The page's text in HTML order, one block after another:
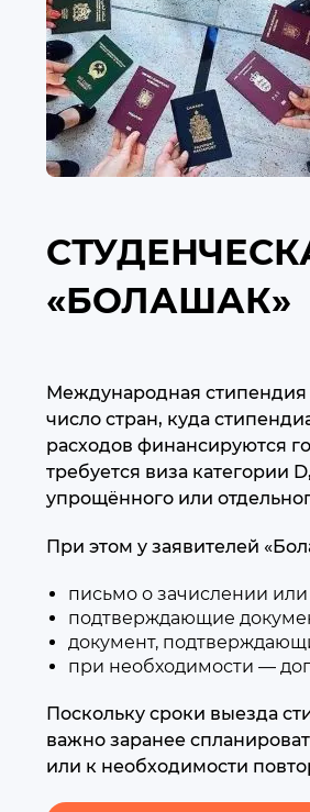
«БОЛАШАК»
Международная стипендия
число стран, куда
расходов финансируются
требуется виза категории
упрощённого или
При этом у заявителей
письмо о зачислении
подтверждающие
документ,
при необходимости —
Поскольку сроки выезда
важно заранее
или к необходимости